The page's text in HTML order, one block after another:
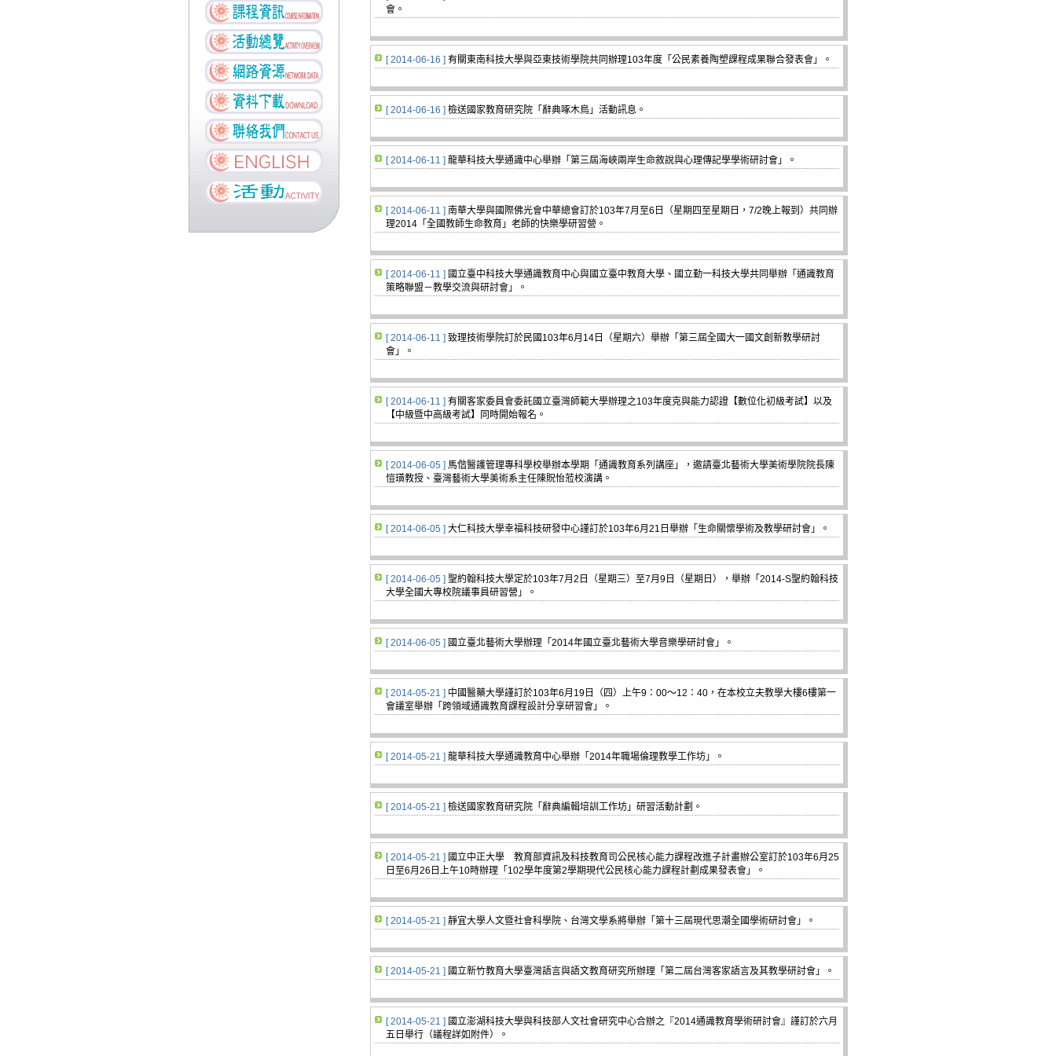
會。
[ 2014-06-16 ] 有關東南科技大學與亞東技術學院共同辦理103年度「公民素養陶塑課程成果聯合發表會」。
[ 2014-06-16 ] 檢送國家教育研究院「辭典啄木鳥」活動訊息。
[ 2014-06-11 ] 龍華科技大學通識中心舉辦「第三屆海峽兩岸生命敘說與心理傳記學學術研討會」。
[ 2014-06-11 ] 南華大學與國際佛光會中華總會訂於103年7月至6日（星期四至星期日，7/2晚上報到）共同辦
理2014「全國教師生命教育」老師的快樂學研習營。
[ 2014-06-11 ] 國立臺中科技大學通識教育中心與國立臺中教育大學、國立勤一科技大學共同舉辦「通識教育
策略聯盟－教學交流與研討會」。
[ 2014-06-11 ] 致理技術學院訂於民國103年6月14日（星期六）舉辦「第三屆全國大一國文創新教學研討
會」。
[ 2014-06-11 ] 有關客家委員會委託國立臺灣師範大學辦理之103年度克與能力認證【數位化初級考試】以及
【中級暨中高級考試】同時開始報名。
[ 2014-06-05 ] 馬偕醫護管理專科學校舉辦本學期「通識教育系列講座」，邀請臺北藝術大學美術學院院長陳
愷璜教授、臺灣藝術大學美術系主任陳貺怡蒞校演講。
[ 2014-06-05 ] 大仁科技大學幸福科技研發中心謹訂於103年6月21日舉辦「生命關懷學術及教學研討會」。
[ 2014-06-05 ] 聖約翰科技大學定於103年7月2日（星期三）至7月9日（星期日），舉辦「2014-S聖約翰科技
大學全國大專校院議事員研習營」。
[ 2014-06-05 ] 國立臺北藝術大學辦理「2014年國立臺北藝術大學音樂學研討會」。
[ 2014-05-21 ] 中國醫藥大學謹訂於103年6月19日（四）上午9：00～12：40，在本校立夫教學大樓6樓第一
會議室舉辦「跨領域通識教育課程設計分享研習會」。
[ 2014-05-21 ] 龍華科技大學通識教育中心舉辦「2014年職場倫理教學工作坊」。
[ 2014-05-21 ] 檢送國家教育研究院「辭典編輯培訓工作坊」研習活動計劃。
[ 2014-05-21 ] 國立中正大學 教育部資訊及科技教育司公民核心能力課程改進子計畫辦公室訂於103年6月25
日至6月26日上午10時辦理「102學年度第2學期現代公民核心能力課程計劃成果發表會」。
[ 2014-05-21 ] 靜宜大學人文暨社會科學院、台灣文學系將舉辦「第十三屆現代思潮全國學術研討會」。
[ 2014-05-21 ] 國立新竹教育大學臺灣語言與語文教育研究所辦理「第二屆台灣客家語言及其教學研討會」。
[ 2014-05-21 ] 國立澎湖科技大學與科技部人文社會研究中心合辦之『2014通識教育學術研討會』謹訂於六月
五日舉行（議程詳如附件）。